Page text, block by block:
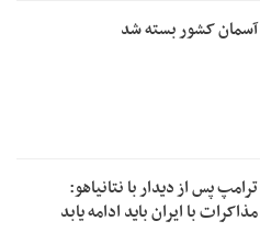
آسمان کشور بسته شد
ترامپ پس از دیدار با نتانیاهو:
مذاکرات با ایران باید ادامه یابد